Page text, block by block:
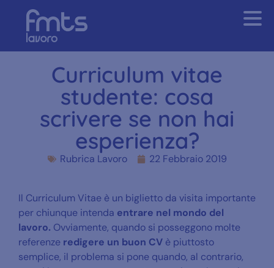
Curriculum vitae
studente: cosa
scrivere se non hai
esperienza?
Rubrica Lavoro 22 Febbraio 2019
Il Curriculum Vitae è un biglietto da visita importante
per chiunque intenda entrare nel mondo del
lavoro. Ovviamente, quando si posseggono molte
referenze redigere un buon CV è piuttosto
semplice, il problema si pone quando, al contrario,